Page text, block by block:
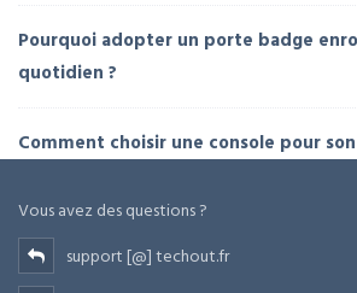
Pourquoi adopter un porte badge
quotidien ?
Comment choisir une console pour
Vous avez des questions ?
support [@] techout.fr